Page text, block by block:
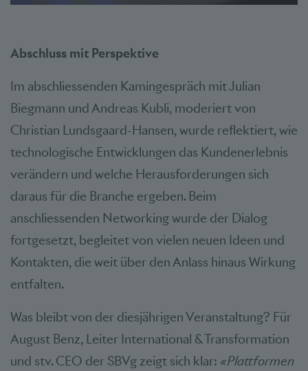
Abschluss mit Perspektive
Im abschliessenden Kamingespräch mit Julian
Biegmann und Andreas Kubli, moderiert von
Christian Lundsgaard-Hansen, wurde reflektiert, wie
technologische Entwicklungen das Kundenerlebnis
verändern und welche Herausforderungen sich
daraus für die Branche ergeben. Beim
anschliessenden Networking wurde der Dialog
fortgesetzt, begleitet von vielen neuen Ideen und
Kontakten, die weit über den Anlass hinaus Wirkung
entfalten.
Was bleibt von der diesjährigen Veranstaltung? Für
August Benz, Leiter International & Transformation
und stv. CEO der SBVg zeigt sich klar: «Plattformen